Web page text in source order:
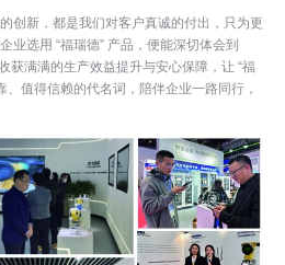
创新，都是我们对客户真诚的付出，只为更
业选用 “福瑞德” 产品，便能深切体会到
获满满的生产效益提升与安心保障，让 “福
、值得信赖的代名词，陪伴企业一路同行，